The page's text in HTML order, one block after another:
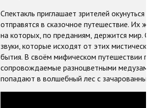
Спектакль приглашает зрителей
отправятся в сказочное путешествие. Их
на которых, по преданиям, держится
звуки, которые исходят от этих
бытия. В своём мифическом путешествии
сопровождаемые разноцветными
попадают в волшебный лес с